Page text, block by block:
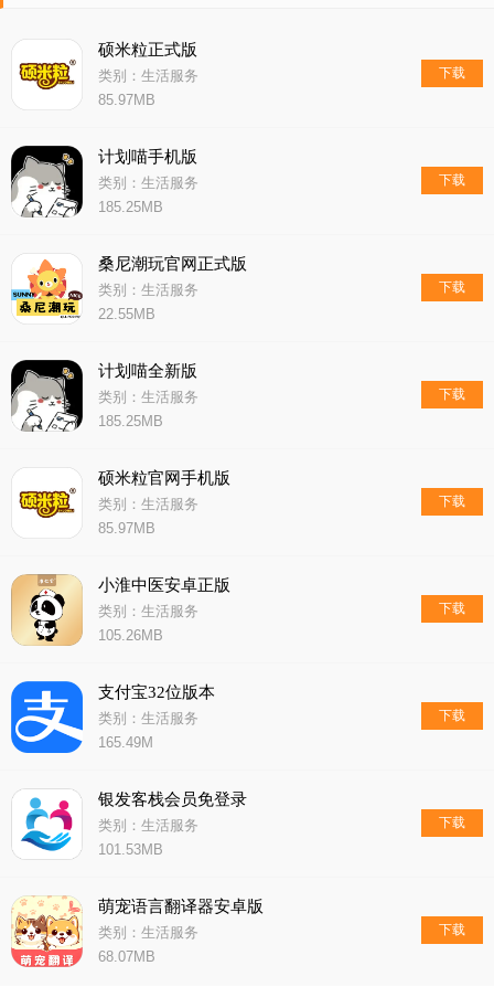
硕米粒正式版
类别：生活服务
85.97MB
下载
计划喵手机版
类别：生活服务
185.25MB
下载
桑尼潮玩官网正式版
类别：生活服务
22.55MB
下载
计划喵全新版
类别：生活服务
185.25MB
下载
硕米粒官网手机版
类别：生活服务
85.97MB
下载
小淮中医安卓正版
类别：生活服务
105.26MB
下载
支付宝32位版本
类别：生活服务
165.49M
下载
银发客栈会员免登录
类别：生活服务
101.53MB
下载
萌宠语言翻译器安卓版
类别：生活服务
68.07MB
下载